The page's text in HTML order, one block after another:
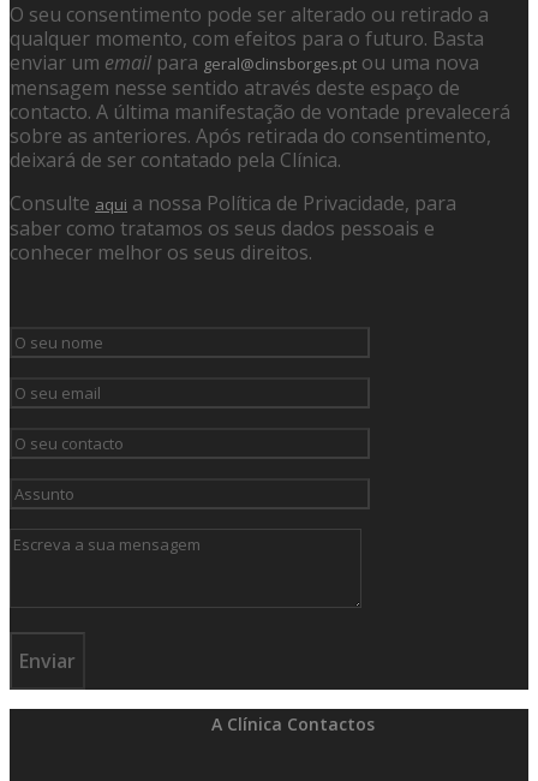
O seu consentimento pode ser alterado ou retirado a
qualquer momento, com efeitos para o futuro. Basta
enviar um email para geral@clinsborges.pt ou uma nova
mensagem nesse sentido através deste espaço de
contacto. A última manifestação de vontade prevalecerá
sobre as anteriores. Após retirada do consentimento,
deixará de ser contatado pela Clínica.
Consulte aqui a nossa Política de Privacidade, para
saber como tratamos os seus dados pessoais e
conhecer melhor os seus direitos.
A Clínica Contactos